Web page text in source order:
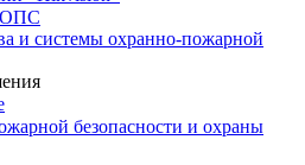
ОПС
и системы охранно-пожарной
безопасности и охраны